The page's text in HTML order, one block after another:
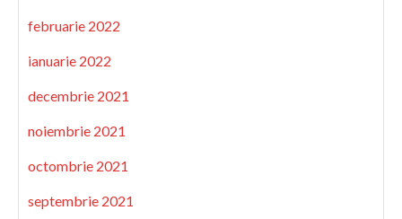
februarie 2022
ianuarie 2022
decembrie 2021
noiembrie 2021
octombrie 2021
septembrie 2021